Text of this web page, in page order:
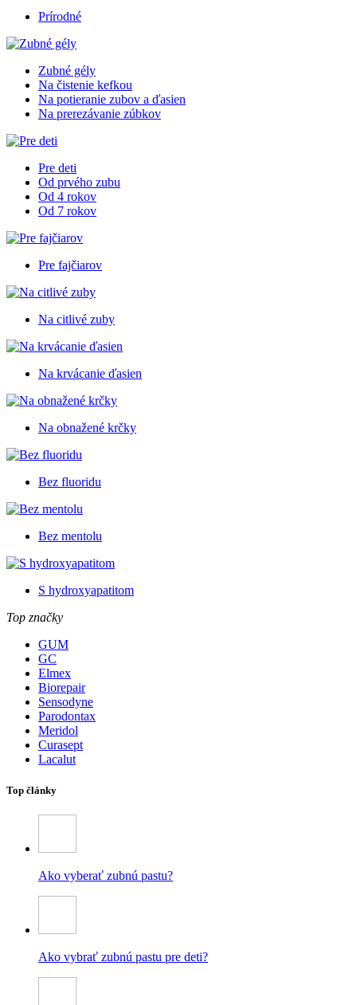
Prírodné
Zubné gély
Na čistenie kefkou
Na potieranie zubov a ďasien
Na prerezávanie zúbkov
Pre deti
Od prvého zubu
Od 4 rokov
Od 7 rokov
Pre fajčiarov
Na citlivé zuby
Na krvácanie ďasien
Na obnažené krčky
Bez fluoridu
Bez mentolu
S hydroxyapatitom
Top značky
GUM
GC
Elmex
Biorepair
Sensodyne
Parodontax
Meridol
Curasept
Lacalut
Top články
Ako vyberať zubnú pastu?
Ako vybrať zubnú pastu pre deti?